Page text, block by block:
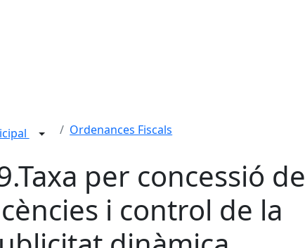
Ordenances Fiscals
per concessió de
i control de la